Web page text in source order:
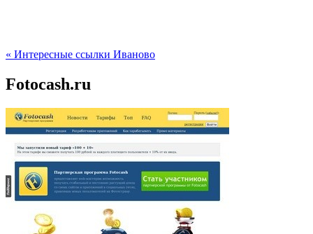
« Интересные ссылки Иваново
Fotocash.ru